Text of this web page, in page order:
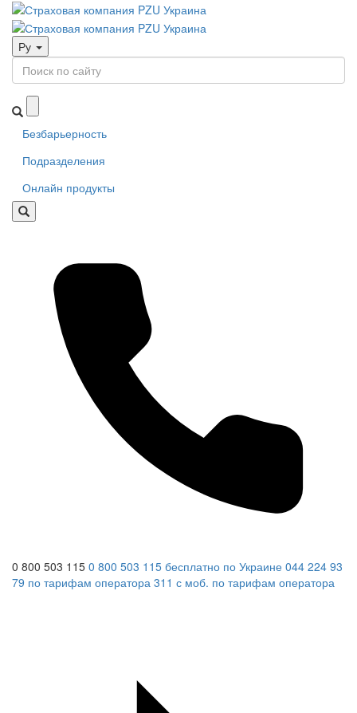
Ру
Безбарьерность
Подразделения
Онлайн продукты
0 800 503 115 0 800 503 115 бесплатно по Украине 044 224 93
79 по тарифам оператора 311 с моб. по тарифам оператора